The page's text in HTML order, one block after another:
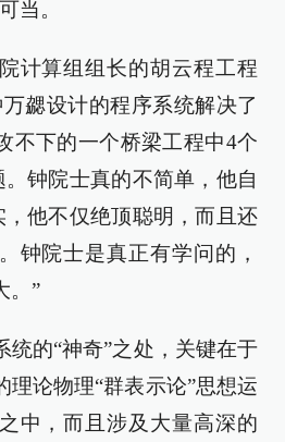
当。
计算组组长的胡云程工程
勰设计的程序系统解决了
不下的一个桥梁工程中4个
。钟院士真的不简单，他自
，他不仅绝顶聪明，而且还
钟院士是真正有学问的，
。”
统的“神奇”之处，关键在于
理论物理“群表示论”思想运
中，而且涉及大量高深的